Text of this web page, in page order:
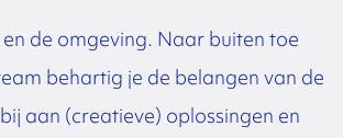
de omgeving. Naar buiten toe
behartig je de belangen van de
aan (creatieve) oplossingen en